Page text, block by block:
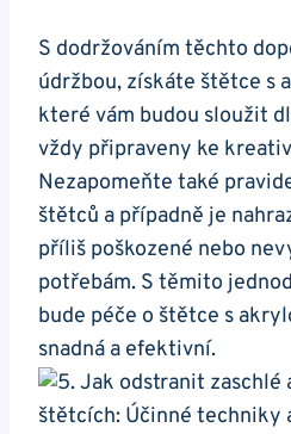
S dodržováním těchto
údržbou,⁤ získáte štětce s
které‍ vám budou sloužit
vždy ⁤připraveny ke
Nezapomeňte také
⁤štětců a případně je
příliš poškozené nebo
potřebám.⁤ S těmito
bude péče o štětce s
snadná a efektivní.